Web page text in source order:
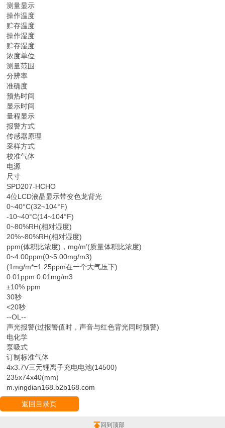
测量显示
操作温度
贮存温度
操作湿度
贮存湿度
浓度单位
测量范围
分辨率
准确度
预热时间
显示时间
量程显示
报警方式
传感器原理
采样方式
校准气体
电源
尺寸
SPD207-HCHO
4位LCD液晶显示带变色龙背光
0~40°C(32~104°F)
-10~40°C(14~104°F)
0~80%RH(相对湿度)
20%~80%RH(相对湿度)
ppm(体积比浓度)，mg/m’(质量体积比浓度)
0~4.00ppm(0~5.00mg/m3)
(1mg/m*=1.25ppm在一个大气压下)
0.01ppm 0.01mg/m3
±10% ppm
30秒
<20秒
--OL--
声光报警(过报警值时，声音与红色背光同时预警)
电化学
泵吸式
订制标准气体
4x3.7V三元锂离子充电电池(14500)
235x74x40(mm)
m.yingdian168.b2b168.com
返回目录页
回到顶部